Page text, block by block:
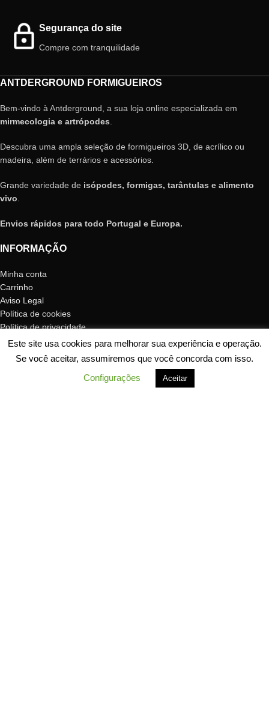
Segurança do site
Compre com tranquilidade
ANTDERGROUND FORMIGUEIROS
Bem-vindo à Antderground, a sua loja online especializada em
mirmecologia e artrópodes
Descubra uma ampla seleção de formigueiros 3D, de acrílico ou
madeira, além de terrários e acessórios.
Grande variedade de isópodes, formigas, tarântulas e alimento
vivo
Envios rápidos para todo Portugal e Europa.
INFORMAÇÃO
Minha conta
Carrinho
Aviso Legal
Política de cookies
Política de privacidade
Envio e devoluções
Garantia de formigas
Direito de arrependimento
Este site usa cookies para melhorar sua experiência e operação.
Se você aceitar, assumiremos que você concorda com isso.
Configurações
Aceitar